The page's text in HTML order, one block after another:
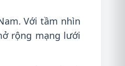
Với tầm nhìn
rộng mạng lưới